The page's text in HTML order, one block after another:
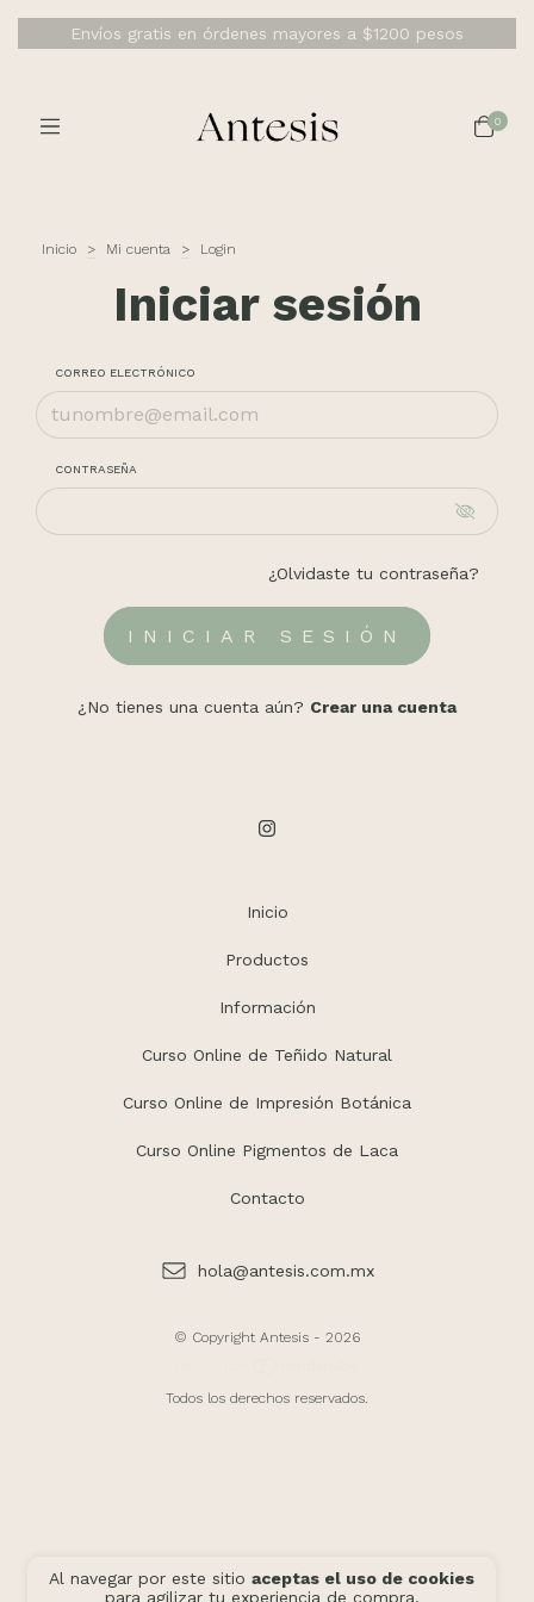
Envíos gratis en órdenes mayores a $1200 pesos
0
Al navegar por este sitioaceptas el uso de cookies
para agilizar tu experiencia de compra.
Inicio > Mi cuenta > Login
Iniciar sesión
CORREO ELECTRÓNICO
CONTRASEÑA
¿Olvidaste tu contraseña?
¿No tienes una cuenta aún? Crear una cuenta
Inicio
Productos
Información
Curso Online de Teñido Natural
Curso Online de Impresión Botánica
Curso Online Pigmentos de Laca
Contacto
hola@antesis.com.mx
© Copyright Antesis - 2026
Todos los derechos reservados.